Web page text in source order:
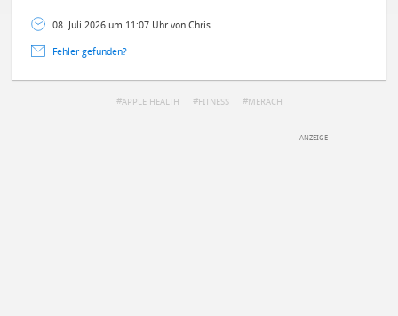
08. Juli 2026 um 11:07 Uhr von Chris
Fehler gefunden?
APPLE HEALTH FITNESS MERACH